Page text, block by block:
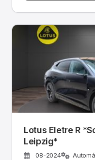
Lotus Eletre R
Leipzig*
08-2024